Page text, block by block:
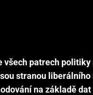
všech patrech
stranou
na základě